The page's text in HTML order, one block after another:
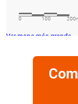
Ver mapa más grande